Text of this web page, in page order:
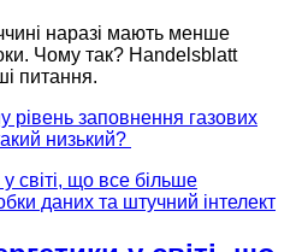
наразі мають менше
Чому так? Handelsblatt
питання.
рівень заповнення газових
низький?